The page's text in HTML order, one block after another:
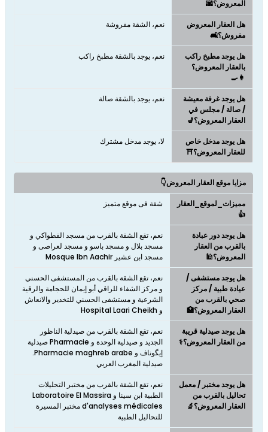
المعروض؟🌆
هل العقار المعروض
مفروش؟🛋️
نعم، الشقة مفروشة
هل يوجد مطبخ راكب
بالعقار المعروض؟
👩‍🍳
نعم، يوجد بالشقة مطبخ راكب
هل يوجد غرفة معيشة
/ صالة / مجلس في
العقار المعروض؟💺
نعم، يوجد بالشقة صالة
هل يوجد مدخل خاص
للعقار المعروض؟⛩️
لا، يوجد مدخل مشترك
مزايا موقع العقار المعروض👇
مميزات_لموقع_العقار
👍
شقة فى موقع متميز
هل يوجد دور عبادة
بالقرب من العقار
المعروض؟🕌
نعم، تقع الشقة بالقرب من مسجد الفطواكي و
مسجد بلال و مسجد باسو و مسجد لعراصى و
مسجد ابن عشير Mosque Ibn Aachir
هل يوجد مستشفى /
عيادة طبية / مركز
صحي بالقرب من
العقار المعروض؟🏥
نعم، تقع الشقة بالقرب من المستشفى الحسني
و مركز الشفاء للراقي أبو إيمان للحجامة والرقية
الشرعية و مستشفى الحسني للتخدير والانعاش
و Hospital Laari Cheikh
هل يوجد صيدلية قريبة
من العقار المعروض؟⚕️
نعم، تقع الشقة بالقرب من صيدلية الناظور
الجديد و صيدلية الوحدة و Pharmacie صيدلية
إيگوناف و Pharmacie maghreb arabe.
صيدلية المغرب العربي
هل يوجد مختبر / معمل
تحاليل بالقرب من
العقار المعروض؟🔬
نعم، تقع الشقة بالقرب من مختبر التحليلات
الطبية ابن سينا و Laboratoire El Massira
d'analyses médicales مختبر المسيرة
للتحاليل الطبية